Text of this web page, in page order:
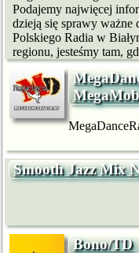
Podajemy najwięcej
dzieją się sprawy ważne
Polskiego Radia w
regionu, jesteśmy tam,
Smooth Jazz Mix
Bono/TD